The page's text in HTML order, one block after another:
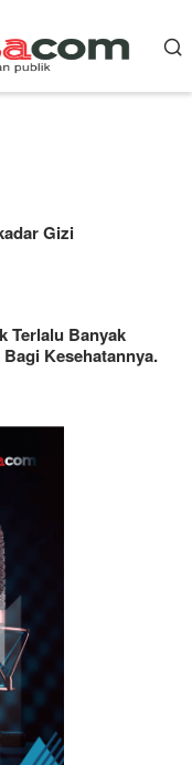
Gizi
Terlalu Banyak
Kesehatannya.